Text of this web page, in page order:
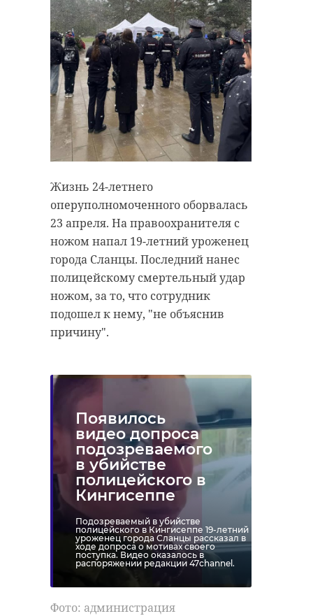
Жизнь 24-летнего
оперуполномоченного оборвалась
23 апреля. На правоохранителя с
ножом напал 19-летний уроженец
города Сланцы. Последний нанес
полицейскому смертельный удар
ножом, за то, что сотрудник
подошел к нему, "не объяснив
причину".
Появилось
видео допроса
подозреваемого
в убийстве
полицейского в
Кингисеппе
Подозреваемый в убийстве
полицейского в Кингисеппе 19-летний
уроженец города Сланцы рассказал в
ходе допроса о мотивах своего
поступка. Видео оказалось в
распоряжении редакции 47channel.
Фото: администрация